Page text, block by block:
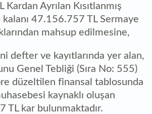
Ayrılan Kısıtlanmış
47.156.757 TL Sermaye
mahsup edilmesine,
defter ve kayıtlarında yer alan,
Genel Tebliği (Sıra No: 555)
düzeltilen finansal tablosunda
kaynaklı oluşan
TL kar bulunmaktadır.